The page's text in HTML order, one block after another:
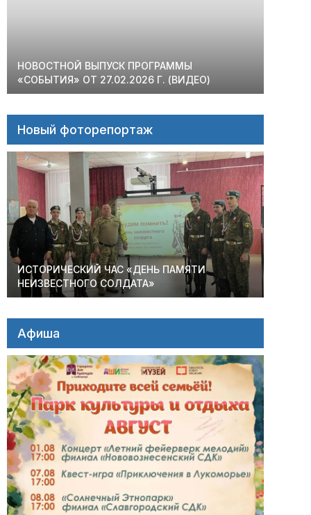
НОВОСТНОЙ ВЫПУСК ПРОГРАММЫ
«СОБЫТИЯ» ОТ 27.02.2026 Г. (ВИДЕО)
Новый фоторепортаж
ИСТОРИЧЕСКИЙ ЧАС «ДЕНЬ ПАМЯТИ
НЕИЗВЕСТНОГО СОЛДАТА»
Афиша